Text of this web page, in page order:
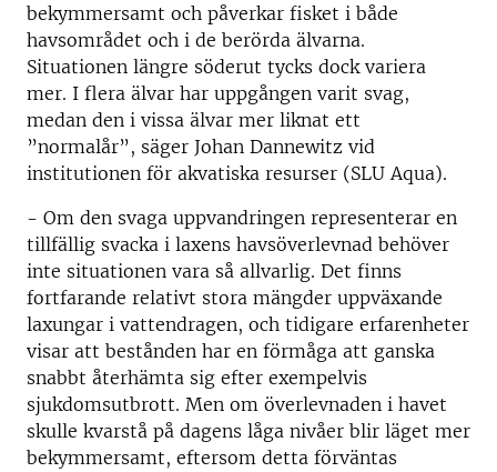
bekymmersamt och påverkar fisket i både
havsområdet och i de berörda älvarna.
Situationen längre söderut tycks dock variera
mer. I flera älvar har uppgången varit svag,
medan den i vissa älvar mer liknat ett
”normalår”, säger Johan Dannewitz vid
institutionen för akvatiska resurser (SLU Aqua).
- Om den svaga uppvandringen representerar en
tillfällig svacka i laxens havsöverlevnad behöver
inte situationen vara så allvarlig. Det finns
fortfarande relativt stora mängder uppväxande
laxungar i vattendragen, och tidigare erfarenheter
visar att bestånden har en förmåga att ganska
snabbt återhämta sig efter exempelvis
sjukdomsutbrott. Men om överlevnaden i havet
skulle kvarstå på dagens låga nivåer blir läget mer
bekymmersamt, eftersom detta förväntas